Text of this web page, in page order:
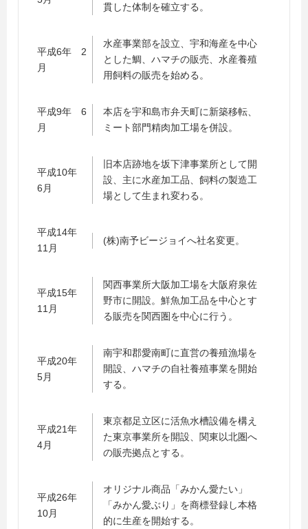
貫した体制を確立する。
平成6年 2
月
水産事業部を設立、宇和海産を中心
とした鯛、ハマチの販売、水産養殖
用飼料の販売を始める。
平成9年 6
月
本店を宇和島市弁天町に新築移転、
ミート部門精肉加工場を併設。
平成10年
6月
旧本店跡地を坂下津事業所として開
設、主に水産加工品、飼料の製造工
場として生まれ変わる。
平成14年
11月
(株)南予ビージョイへ社名変更。
平成15年
11月
関西事業所大阪加工場を大阪府泉佐
野市に開設。鮮魚加工品を中心とす
る販売を関西圏を中心に行う。
平成20年
5月
南宇和郡愛南町に直営の養殖漁場を
開設、ハマチの自社養殖事業を開始
する。
平成21年
4月
東京都足立区に活魚水槽設備を構え
た東京事業所を開設、関東以北圏へ
の販売拠点とする。
平成26年
10月
オリジナル商品「みかん愛たい」
「みかん愛ぶり」を商標登録し本格
的に生産を開始する。